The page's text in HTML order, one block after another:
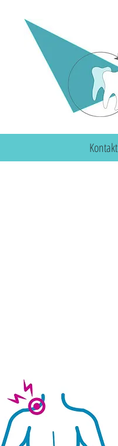
Kontakt